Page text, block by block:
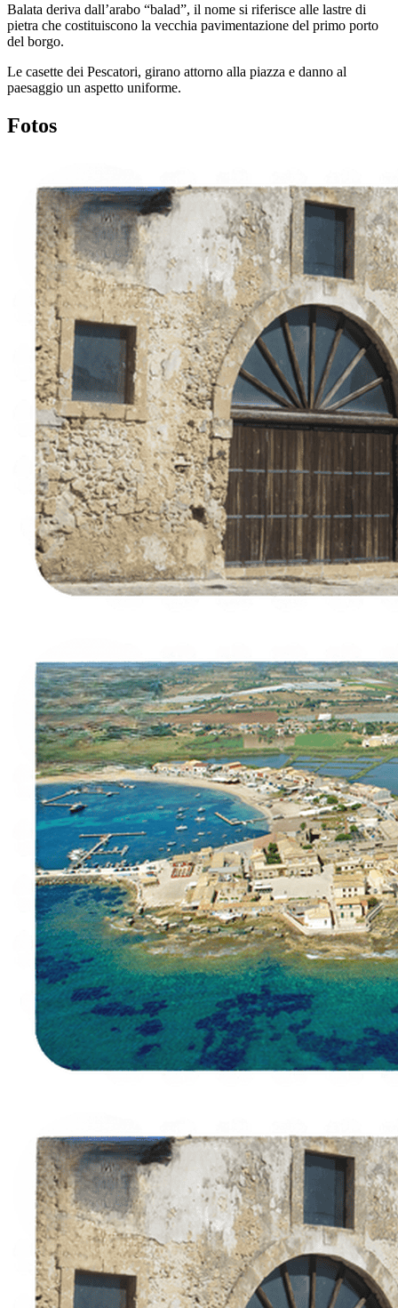
Balata deriva dall’arabo “balad”, il nome si riferisce alle lastre di
pietra che costituiscono la vecchia pavimentazione del primo porto
del borgo.
Le casette dei Pescatori, girano attorno alla piazza e danno al
paesaggio un aspetto uniforme.
Fotos